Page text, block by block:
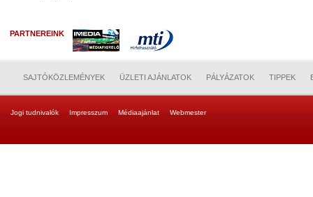
PARTNEREINK
SAJTÓKÖZLEMÉNYEK ÜZLETI AJÁNLATOK PÁLYÁZATOK TIPPEK
Jogi tudnivalók Impresszum Médiaajánlat Webmester